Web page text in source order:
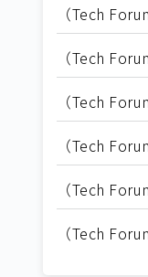
（Tech
（Tech
（Tech
（Tech
（Tech
（Tech